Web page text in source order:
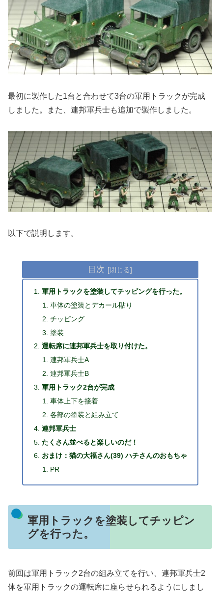
最初に製作した1台と合わせて3台の軍用トラックが完成
しました。また、連邦軍兵士も追加で製作しました。
以下で説明します。
目次
軍用トラックを塗装してチッピングを行った。
車体の塗装とデカール貼り
チッピング
塗装
運転席に連邦軍兵士を取り付けた。
連邦軍兵士A
連邦軍兵士B
軍用トラック2台が完成
車体上下を接着
各部の塗装と組み立て
連邦軍兵士
たくさん並べると楽しいのだ！
おまけ：猫の大福さん(39) ハチさんのおもちゃ
PR
軍用トラックを塗装してチッピン
グを行った。
前回は軍用トラック2台の組み立てを行い、連邦軍兵士2
体を軍用トラックの運転席に座らせられるようにしまし